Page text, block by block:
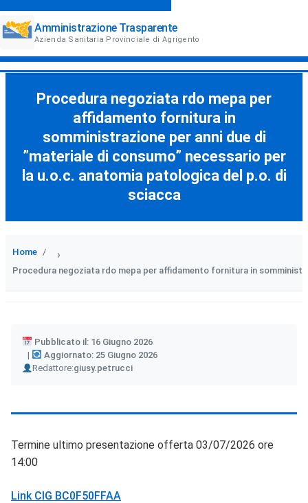
Amministrazione Trasparente
Azienda Sanitaria Provinciale di Agrigento
Procedura negoziata rdo mepa per
affidamento fornitura in
somministrazione per anni due di
”materiale di consumo” necessario per
la u.o.c. anatomia patologica del p.o. di
sciacca
Home ›
Procedura negoziata rdo mepa per affidamento fornitura in
Pubblicato il: 16 Giugno 2026
Aggiornato: 25 Giugno 2026
Redattore:
Author giusy.petrucci
Termine ultimo presentazione offerta 03/07/2026 ore
14:00
Link CIG BC0F50FFAA